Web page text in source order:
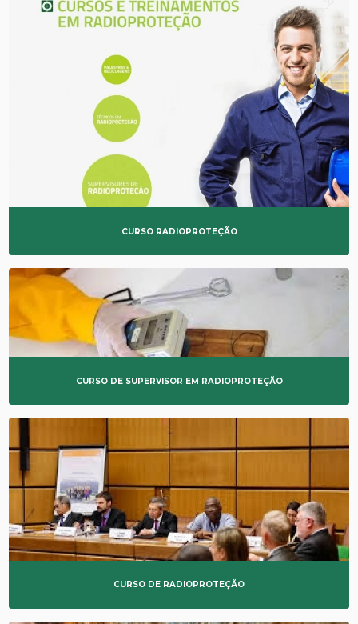
CURSO RADIOPROTEÇÃO
CURSO DE SUPERVISOR EM RADIOPROTEÇÃO
CURSO DE RADIOPROTEÇÃO